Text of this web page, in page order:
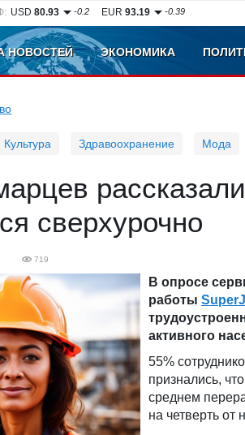
USD80.93 -0.2 EUR93.19 -0.39
НОВОСТЕЙ ЭКОНОМИКА
Культура Здравоохранение Мода
сверхурочно
719
В опросе
работы
активного
55%
признались,
среднем
на четверть от